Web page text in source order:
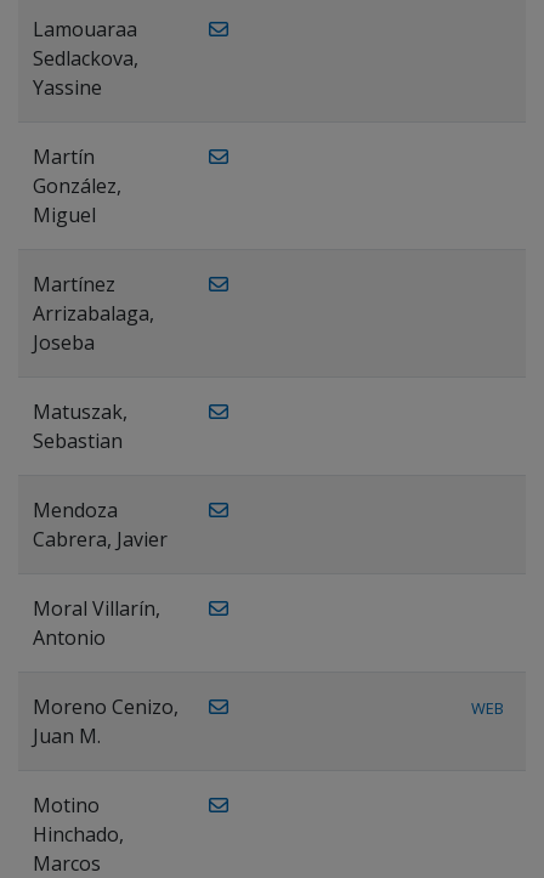
Lamouaraa
Sedlackova,
Yassine
Martín
González,
Miguel
Martínez
Arrizabalaga,
Joseba
Matuszak,
Sebastian
Mendoza
Cabrera, Javier
Moral Villarín,
Antonio
Moreno Cenizo,
Juan M.
WEB
Motino
Hinchado,
Marcos